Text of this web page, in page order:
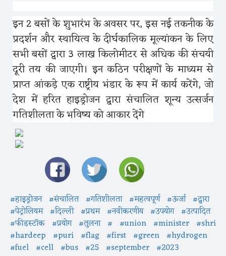
इन2बसों के शुभारंभ के अवसर पर,इस नई तकनीक के
प्रदर्शन और स्थायित्व के दीर्घकालिक मूल्यांकन के लिए
सभी बसों द्वारा3लाख किलोमीटर से अधिक की संचयी
दूरी तय की जाएगी। इन कठिन परीक्षणों के माध्यम से
प्राप्त आंकड़े एक राष्ट्रीय भंडार के रूप में कार्य करेंगे, जो
देश में हरित हाइड्रोजन द्वारा संचालित शून्य उत्सर्जन
गतिशीलता के भविष्य को आकार देंगे
#हाइड्रोजन #संचालित #गतिशीलता #महत्वपूर्ण #ऊर्जा #द्वारा
#पेट्रोलियम #दिल्ली #प्रथम #नवीकरणीय #उपयोग #उत्पादित
#फीडस्टॉक #प्रयोग #तुलना # #union #minister #shri
#hardeep #puri #flag #first #green #hydrogen
#fuel #cell #bus #25 #september #2023